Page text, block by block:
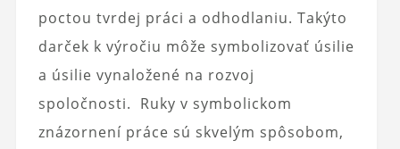
poctou tvrdej práci a odhodlaniu. Takýto
darček k výročiu môže symbolizovať úsilie
a úsilie vynaložené na rozvoj
spoločnosti. Ruky v symbolickom
znázornení práce sú skvelým spôsobom,